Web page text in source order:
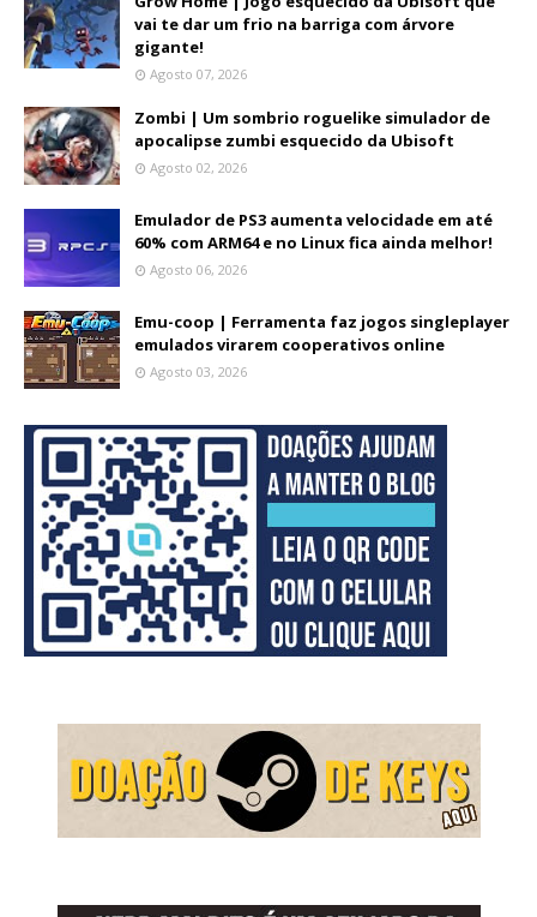
vai te dar um frio na barriga com árvore
gigante!
Agosto 07, 2026
Zombi | Um sombrio roguelike simulador de
apocalipse zumbi esquecido da Ubisoft
Agosto 02, 2026
Emulador de PS3 aumenta velocidade em até
60% com ARM64 e no Linux fica ainda melhor!
Agosto 06, 2026
Emu-coop | Ferramenta faz jogos singleplayer
emulados virarem cooperativos online
Agosto 03, 2026